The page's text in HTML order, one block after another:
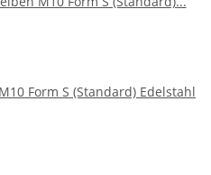
Form S (Standard) Edelstahl